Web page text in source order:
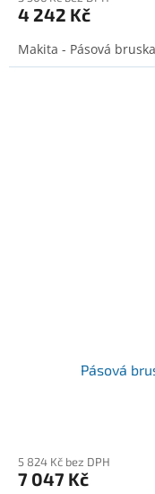
4 242 Kč
Makita - Pásová
Pásová
5 824 Kč bez DPH
7 047 Kč